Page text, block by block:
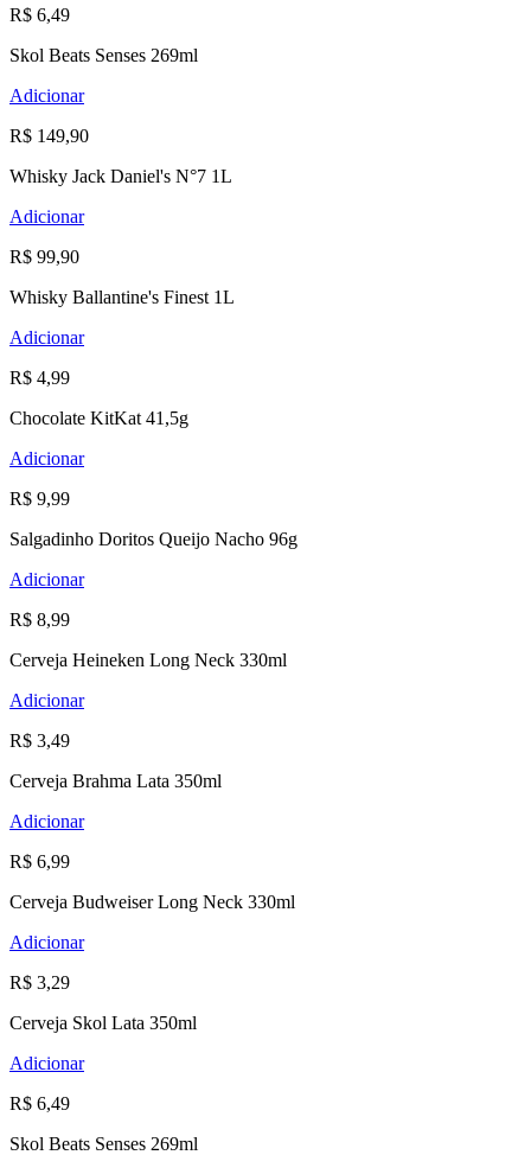
R$ 6,49
Skol Beats Senses 269ml
Adicionar
R$ 149,90
Whisky Jack Daniel's N°7 1L
Adicionar
R$ 99,90
Whisky Ballantine's Finest 1L
Adicionar
R$ 4,99
Chocolate KitKat 41,5g
Adicionar
R$ 9,99
Salgadinho Doritos Queijo Nacho 96g
Adicionar
R$ 8,99
Cerveja Heineken Long Neck 330ml
Adicionar
R$ 3,49
Cerveja Brahma Lata 350ml
Adicionar
R$ 6,99
Cerveja Budweiser Long Neck 330ml
Adicionar
R$ 3,29
Cerveja Skol Lata 350ml
Adicionar
R$ 6,49
Skol Beats Senses 269ml